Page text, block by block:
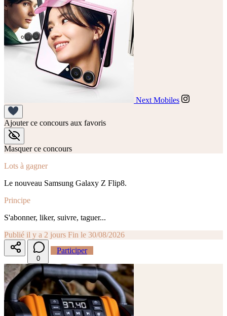
Next Mobiles
Ajouter ce concours aux favoris
Masquer ce concours
Lots à gagner
Le nouveau Samsung Galaxy Z Flip8.
Principe
S'abonner, liker, suivre, taguer...
Publié il y a 2 jours Fin le 30/08/2026
0
Participer